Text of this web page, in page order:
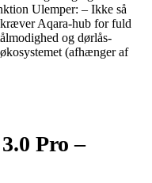
Ulemper: – Ikke så
Aqara-hub for fuld
og dørlås-
(afhænger af
Pro –